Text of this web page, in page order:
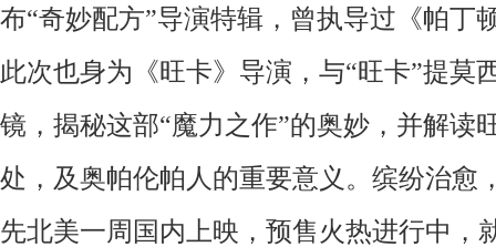
布“奇妙配方”导演特辑，曾执导过《帕丁
此次也身为《旺卡》导演，与“旺卡”提莫
镜，揭秘这部“魔力之作”的奥妙，并解读
处，及奥帕伦帕人的重要意义。缤纷治愈
先北美一周国内上映，预售火热进行中，